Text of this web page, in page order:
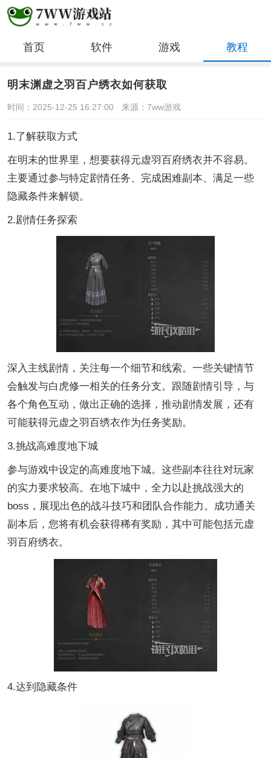
首页 软件 游戏 教程
明末渊虚之羽百户绣衣如何获取
时间：2025-12-25 16:27:00 来源：7ww游戏
1.了解获取方式
在明末的世界里，想要获得元虚羽百府绣衣并不容易。
主要通过参与特定剧情任务、完成困难副本、满足一些
隐藏条件来解锁。
2.剧情任务探索
深入主线剧情，关注每一个细节和线索。一些关键情节
会触发与白虎修一相关的任务分支。跟随剧情引导，与
各个角色互动，做出正确的选择，推动剧情发展，还有
可能获得元虚之羽百绣衣作为任务奖励。
3.挑战高难度地下城
参与游戏中设定的高难度地下城。这些副本往往对玩家
的实力要求较高。在地下城中，全力以赴挑战强大的
boss，展现出色的战斗技巧和团队合作能力。成功通关
副本后，您将有机会获得稀有奖励，其中可能包括元虚
羽百府绣衣。
4.达到隐藏条件